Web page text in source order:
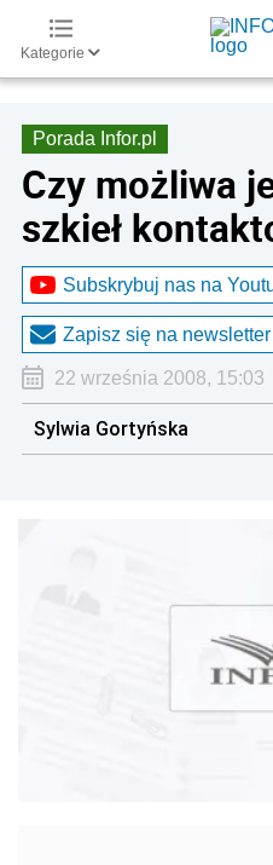
Kategorie
Porada Infor.pl
Czy możliwa
szkieł
Subskrybuj nas na
Zapisz się na newsletter
22 września 2008, 15:03
Sylwia Gortyńska